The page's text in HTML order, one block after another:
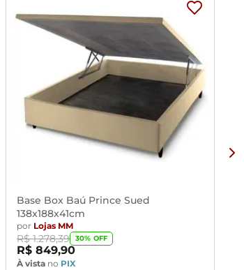
Base Box Baú Prince Sued
138x188x41cm
por Lojas MM
R$ 1.278,39 30% OFF
R$ 849,90
À vista no PIX